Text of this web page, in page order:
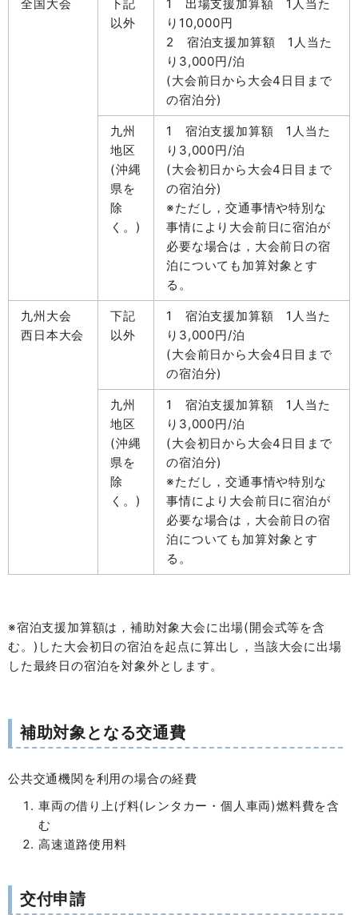
全国大会
下記
以外
1 出場支援加算額 1人当た
り10,000円
2 宿泊支援加算額 1人当た
り3,000円/泊
(大会前日から大会4日目まで
の宿泊分)
九州
地区
(沖縄
県を
除
く。)
1 宿泊支援加算額 1人当た
り3,000円/泊
(大会初日から大会4日目まで
の宿泊分)
※ただし，交通事情や特別な
事情により大会前日に宿泊が
必要な場合は，大会前日の宿
泊についても加算対象とす
る。
九州大会
西日本大会
下記
以外
1 宿泊支援加算額 1人当た
り3,000円/泊
(大会前日から大会4日目まで
の宿泊分)
九州
地区
(沖縄
県を
除
く。)
1 宿泊支援加算額 1人当た
り3,000円/泊
(大会初日から大会4日目まで
の宿泊分)
※ただし，交通事情や特別な
事情により大会前日に宿泊が
必要な場合は，大会前日の宿
泊についても加算対象とす
る。
※宿泊支援加算額は，補助対象大会に出場(開会式等を含
む。)した大会初日の宿泊を起点に算出し，当該大会に出場
した最終日の宿泊を対象外とします。
補助対象となる交通費
公共交通機関を利用の場合の経費
車両の借り上げ料(レンタカー・個人車両)燃料費を含
む
高速道路使用料
交付申請